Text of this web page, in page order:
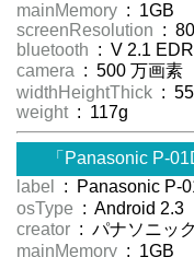
mainMemory : 1GB
screenResolution :
bluetooth : V 2.1 EDR
camera : 500 万画素
widthHeightThick :
weight : 117g
「Panasonic P-
label
: Panasonic P-
osType : Android 2.3
creator : パナソニック
mainMemory : 1GB